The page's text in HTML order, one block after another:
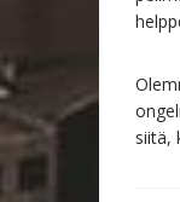
siitä,